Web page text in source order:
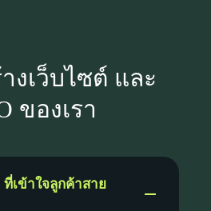
งเว็บไซต์ และ
ของเรา
เข้าใจลูกค้าสาย